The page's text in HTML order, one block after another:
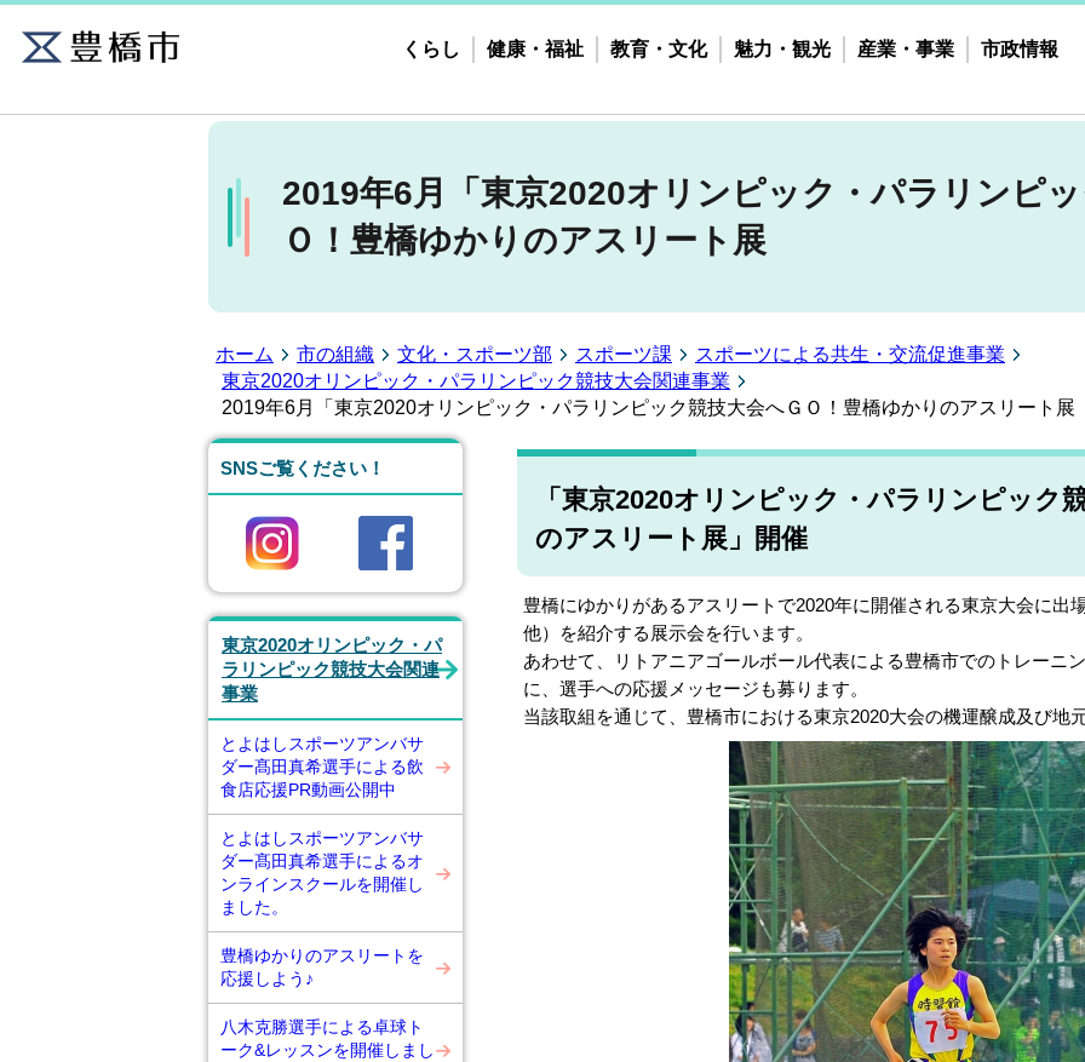
くらし 健康・福祉 教育・文化 魅力・観光 産業・事業 市政情報
2019年6月「東京2020オリンピック・パラリンピ
Ｏ！豊橋ゆかりのアスリート展
ホーム 市の組織 文化・スポーツ部 スポーツ課
スポーツによる共生・交流促進事業
東京2020オリンピック・パラリンピック競技大会関連事業
2019年6月「東京2020オリンピック・パラリンピック競技大会へＧＯ！豊橋ゆかりのアスリート展
SNSご覧ください！
東京2020オリンピック・パ
ラリンピック競技大会関連
事業
とよはしスポーツアンバサ
ダー髙田真希選手による飲
食店応援PR動画公開中
とよはしスポーツアンバサ
ダー髙田真希選手によるオ
ンラインスクールを開催し
ました。
豊橋ゆかりのアスリートを
応援しよう♪
八木克勝選手による卓球ト
ーク&レッスンを開催しまし
「東京2020オリンピック・パラリンピック
のアスリート展」開催
豊橋にゆかりがあるアスリートで2020年に開催される東京大会に出
他）を紹介する展示会を行います。
あわせて、リトアニアゴールボール代表による豊橋市でのトレーニ
に、選手への応援メッセージも募ります。
当該取組を通じて、豊橋市における東京2020大会の機運醸成及び地